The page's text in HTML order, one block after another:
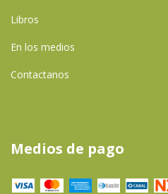
Libros
En los medios
Contactanos
Medios de pago